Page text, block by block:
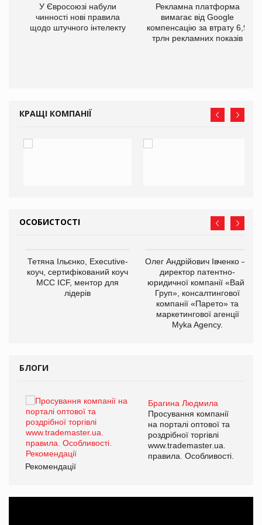
У Євросоюзі набули
чинності нові правила
щодо штучного інтелекту
Рекламна платформа
вимагає від Google
компенсацію за втрату 6,9
трлн рекламних показів
КРАЩІ КОМПАНІЇ
ОСОБИСТОСТІ
Тетяна Ільєнко, Executive-
коуч, сертифікований коуч
МСС ICF, ментор для
лідерів
Олег Андрійович Івченко —
директор патентно-
юридичної компанії «Вайз
Груп», консалтингової
компанії «Парето» та
маркетингової агенції
Myka Agency.
БЛОГИ
Брагина Людмила
Просування компанії
на порталі оптової та
роздрібної торгівлі
www.trademaster.ua.
правила. Особливості.
Рекомендації